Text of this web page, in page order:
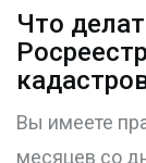
Что
Вы имеете
месяцев со